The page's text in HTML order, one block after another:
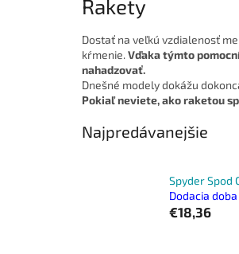
Rakety
Dostať na veľkú vzdialenosť
kŕmenie. Vďaka týmto
nahadzovať.
Dnešné modely dokážu
Pokiaľ neviete, ako raketou
Najpredávanejšie
Spyder Spod
Dodacia
€18,36